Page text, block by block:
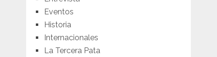
Eventos
Historia
Internacionales
La Tercera Pata